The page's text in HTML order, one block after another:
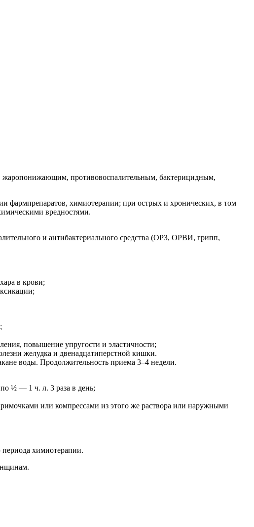
противовоспалительным, бактерицидным,
фармпрепаратов, химиотерапии; при острых и хронических, в том
вредностями.
и антибактериального средства (ОРЗ, ОРВИ, грипп,
в крови;
повышение упругости и эластичности;
желудка и двенадцатиперстной кишки.
воды. Продолжительность приема 3–4 недели.
½ — 1 ч. л. 3 раза в день;
или компрессами из этого же раствора или наружными
периода химиотерапии.